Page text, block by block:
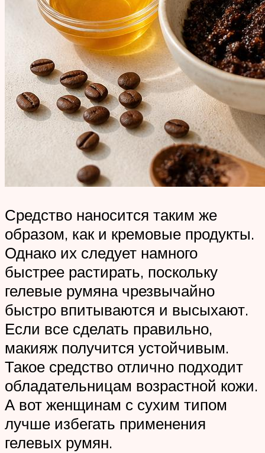
Средство наносится таким же
образом, как и кремовые продукты.
Однако их следует намного
быстрее растирать, поскольку
гелевые румяна чрезвычайно
быстро впитываются и высыхают.
Если все сделать правильно,
макияж получится устойчивым.
Такое средство отлично подходит
обладательницам возрастной кожи.
А вот женщинам с сухим типом
лучше избегать применения
гелевых румян.